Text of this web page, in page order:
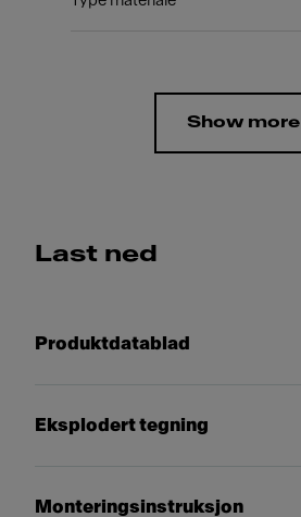
Show more
Last ned
Produktdatablad
Eksplodert tegning
Monteringsinstruksjon